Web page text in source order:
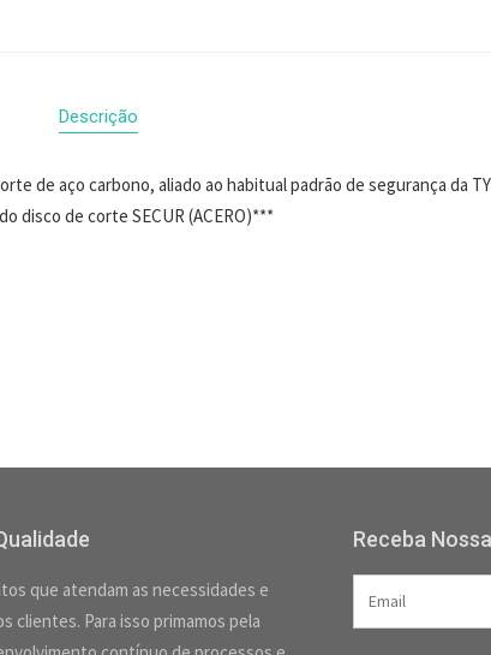
Descrição
de aço carbono, aliado ao habitual padrão de segurança da
disco de corte SECUR (ACERO)***
que atendam as necessidades e
clientes. Para isso primamos pela
Receba